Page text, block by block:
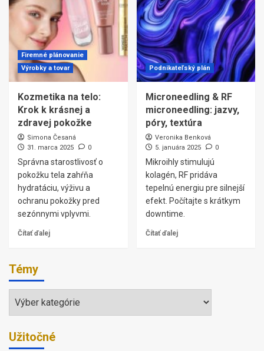
Firemné plánovanie
Výrobky a tovar
Kozmetika na telo:
Krok k krásnej a
zdravej pokožke
Simona Česaná
31. marca 2025
0
Správna starostlivosť o
pokožku tela zahŕňa
hydratáciu, výživu a
ochranu pokožky pred
sezónnymi vplyvmi.
Čítať ďalej
Podnikateľský plán
Microneedling & RF
microneedling: jazvy,
póry, textúra
Veronika Benková
5. januára 2025
0
Mikroihly stimulujú
kolagén, RF pridáva
tepelnú energiu pre silnejší
efekt. Počítajte s krátkym
downtime.
Čítať ďalej
Témy
Témy
Užitočné